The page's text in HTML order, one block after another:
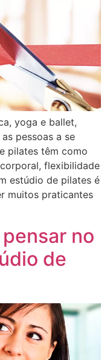
yoga e ballet,
pessoas a se
pilates têm como
flexibilidade
estúdio de pilates é
muitos praticantes
no
de